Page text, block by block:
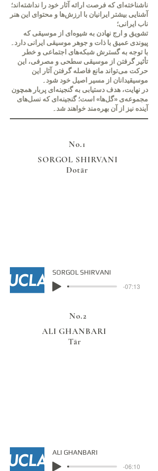
ناشناخته‌ای که فرصت ارائه آثار خود را نداشته‌اند؛
آشنایی بیشتر ایرانیان با ارزش‌ها و محتوای این هنر
ناب ایرانی؛
تشویق و ارج نهادن به شیوه‌ای از موسیقی که
پیوندی عمیق با ذات و جوهر موسیقی ایرانی دارد۔
با توجه به گسترش شبکه‌های اجتماعی و خطر
تأثیر گرفتن از موسیقی سطحی و مصرفی، این
حرکت می‌تواند مانع فاصله گرفتن آثار این
موسیقیدانان از مسیر اصیل خود شود۔
در نهایت، هدف دستیابی به گنجینه‌ای پربار همچون
مجموعه‌ی «گل‌ها» است؛ گنجینه‌ای که نسل‌های
آینده نیز از آن بهره‌مند خواهند شد۔
No.1
SORGOL SHIRVANI
Dotār
SORGOL SHIRVANI
-07:13
No.2
ALI GHANBARI
Tār
ALI GHANBARI
-06:10